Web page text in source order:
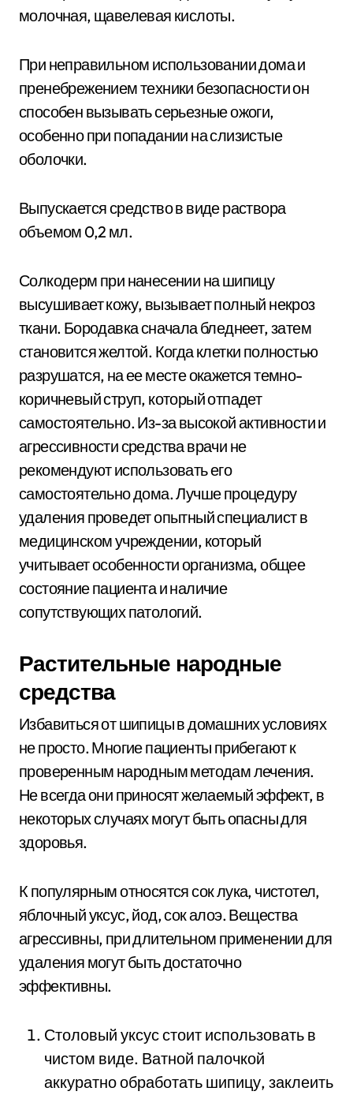
молочная, щавелевая кислоты.
При неправильном использовании дома и
пренебрежением техники безопасности он
способен вызывать серьезные ожоги,
особенно при попадании на слизистые
оболочки.
Выпускается средство в виде раствора
объемом 0,2 мл.
Солкодерм при нанесении на шипицу
высушивает кожу, вызывает полный некроз
ткани. Бородавка сначала бледнеет, затем
становится желтой. Когда клетки полностью
разрушатся, на ее месте окажется темно-
коричневый струп, который отпадет
самостоятельно. Из-за высокой активности и
агрессивности средства врачи не
рекомендуют использовать его
самостоятельно дома. Лучше процедуру
удаления проведет опытный специалист в
медицинском учреждении, который
учитывает особенности организма, общее
состояние пациента и наличие
сопутствующих патологий.
Растительные народные
средства
Избавиться от шипицы в домашних условиях
не просто. Многие пациенты прибегают к
проверенным народным методам лечения.
Не всегда они приносят желаемый эффект, в
некоторых случаях могут быть опасны для
здоровья.
К популярным относятся сок лука, чистотел,
яблочный уксус, йод, сок алоэ. Вещества
агрессивны, при длительном применении для
удаления могут быть достаточно
эффективны.
Столовый уксус стоит использовать в
чистом виде. Ватной палочкой
аккуратно обработать шипицу, заклеить